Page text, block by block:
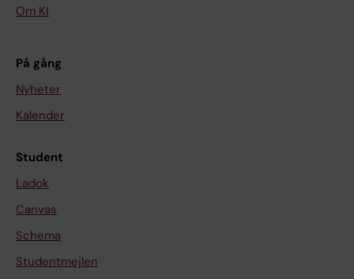
Om KI
På gång
Nyheter
Kalender
Student
Ladok
Canvas
Schema
Studentmejlen